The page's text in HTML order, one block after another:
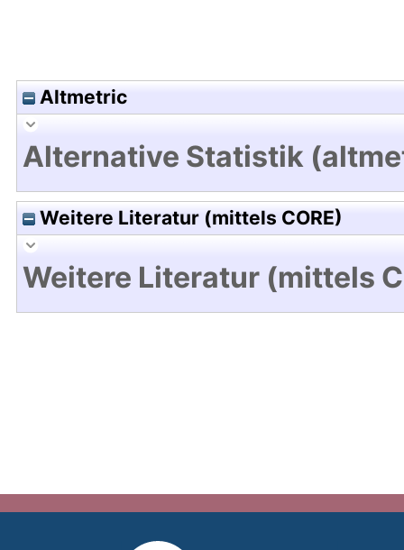
Altmetric
Alternative Statistik
Weitere Literatur (mittels CORE)
Weitere Literatur (mittels